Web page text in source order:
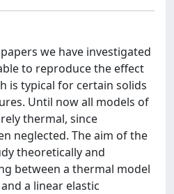
we have investigated
to reproduce the effect
is typical for certain solids
Until now all models of
thermal, since
neglected. The aim of the
theoretically and
between a thermal model
a linear elastic